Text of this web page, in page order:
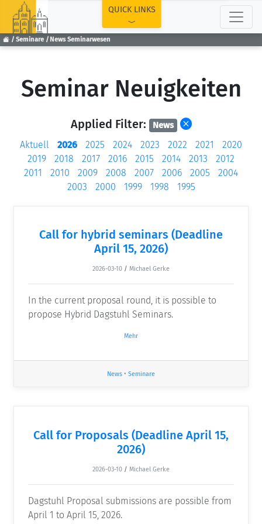
Seminare News Seminarwesen
QUICK LINKS
Seminar Neuigkeiten
Applied Filter: News
Aktuell 2026 2025 2024 2023 2022 2021
2020
2019
2018 2017 2016 2015 2014 2013
2012
2011
2010 2009 2008 2007 2006 2005
2004
2003
2000 1999 1998 1995
Call for hybrid seminars (Deadline
April 15, 2026)
2026-03-10 / Michael Gerke
In the current proposal round, it is possible to
propose Hybrid Dagstuhl Seminars.
Mehr
News • Seminare
Call for Proposals (Deadline April 15,
2026)
2026-03-10 / Michael Gerke
Dagstuhl Proposal submissions are possible from
April 1 to April 15, 2026.